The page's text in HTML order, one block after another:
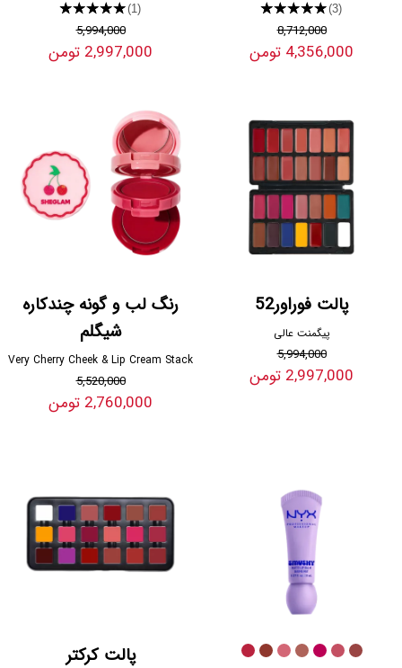
★★★★★(3)
8,712,000
4,356,000 تومن
★★★★★(1)
5,994,000
2,997,000 تومن
پالت فوراور52
پیگمنت عالی
5,994,000
2,997,000 تومن
رنگ لب و گونه چندکاره
شیگلم
Very Cherry Cheek & Lip Cream Stack
5,520,000
2,760,000 تومن
پالت کرکتر